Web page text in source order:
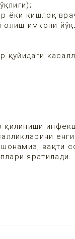
қишлоқ
имкони
қуйидаги
қилиниши
вақти
яратилади.